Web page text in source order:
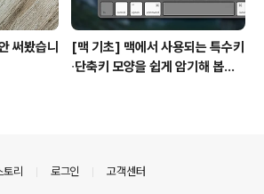
써봤습니
[맥 기초] 맥에서 사용되는 특수키
∙단축키 모양을 쉽게 암기해 봅시
토리 로그인 고객센터